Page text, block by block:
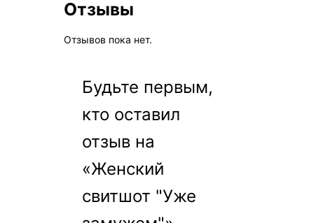
Отзывы
Отзывов пока нет.
Будьте первым,
кто оставил
отзыв на
«Женский
свитшот "Уже